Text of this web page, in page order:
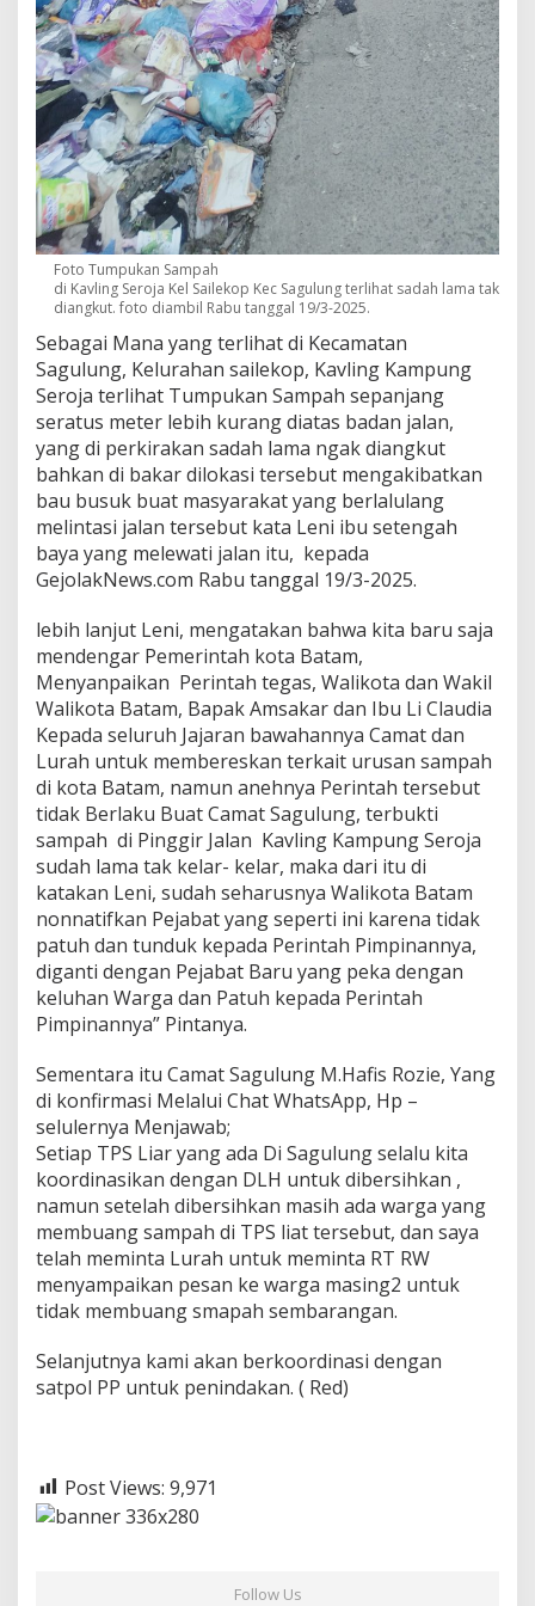
Foto Tumpukan Sampah
di Kavling Seroja Kel Sailekop Kec Sagulung terlihat sadah lama tak
diangkut. foto diambil Rabu tanggal 19/3-2025.
Sebagai Mana yang terlihat di Kecamatan
Sagulung, Kelurahan sailekop, Kavling Kampung
Seroja terlihat Tumpukan Sampah sepanjang
seratus meter lebih kurang diatas badan jalan,
yang di perkirakan sadah lama ngak diangkut
bahkan di bakar dilokasi tersebut mengakibatkan
bau busuk buat masyarakat yang berlalulang
melintasi jalan tersebut kata Leni ibu setengah
baya yang melewati jalan itu, kepada
GejolakNews.com Rabu tanggal 19/3-2025.
lebih lanjut Leni, mengatakan bahwa kita baru saja
mendengar Pemerintah kota Batam,
Menyanpaikan Perintah tegas, Walikota dan Wakil
Walikota Batam, Bapak Amsakar dan Ibu Li Claudia
Kepada seluruh Jajaran bawahannya Camat dan
Lurah untuk membereskan terkait urusan sampah
di kota Batam, namun anehnya Perintah tersebut
tidak Berlaku Buat Camat Sagulung, terbukti
sampah di Pinggir Jalan Kavling Kampung Seroja
sudah lama tak kelar- kelar, maka dari itu di
katakan Leni, sudah seharusnya Walikota Batam
nonnatifkan Pejabat yang seperti ini karena tidak
patuh dan tunduk kepada Perintah Pimpinannya,
diganti dengan Pejabat Baru yang peka dengan
keluhan Warga dan Patuh kepada Perintah
Pimpinannya” Pintanya.
Sementara itu Camat Sagulung M.Hafis Rozie, Yang
di konfirmasi Melalui Chat WhatsApp, Hp –
selulernya Menjawab;
Setiap TPS Liar yang ada Di Sagulung selalu kita
koordinasikan dengan DLH untuk dibersihkan ,
namun setelah dibersihkan masih ada warga yang
membuang sampah di TPS liat tersebut, dan saya
telah meminta Lurah untuk meminta RT RW
menyampaikan pesan ke warga masing2 untuk
tidak membuang smapah sembarangan.
Selanjutnya kami akan berkoordinasi dengan
satpol PP untuk penindakan. ( Red)
Post Views: 9,971
Follow Us